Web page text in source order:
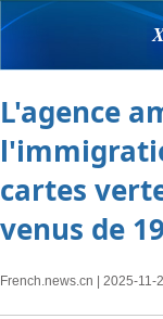
L'agence
cartes
venus de
French.news.cn | 2025-11-